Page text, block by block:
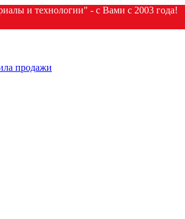
и технологии" - с Вами с 2003 года!
продажи